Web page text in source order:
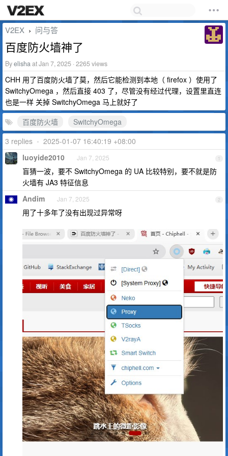
V2EX › 问与答
百度防火墙神了
Byelishaat Jan 7, 2025 · 2265 views
CHH 用了百度防火墙了莫，然后它能检测到本地（ firefox ）使用了
SwitchyOmega ，然后直接 403 了，尽管没有经过代理，设置里直连
也是一样 关掉 SwitchyOmega 马上就好了
百度防火墙
SwitchyOmega
3 replies • 2025-01-07 16:40:19 +08:00
1
luoyide2010 Jan 7, 2025
盲猜一波，要不 SwitchyOmega 的 UA 比较特别，要不就是防
火墙有 JA3 特征信息
2
Andim Jan 7, 2025
用了十多年了没有出现过异常呀